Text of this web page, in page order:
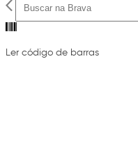
Ler código de barras